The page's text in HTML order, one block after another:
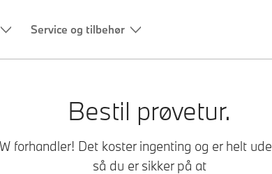
Service og tilbehør
Bestil prøvetur.
forhandler! Det koster ingenting og er helt
så du er sikker på at